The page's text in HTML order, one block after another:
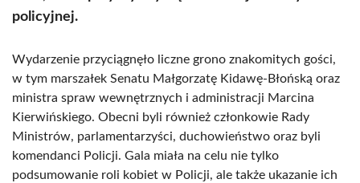
policyjnej.
Wydarzenie przyciągnęło liczne grono znakomitych gości,
w tym marszałek Senatu Małgorzatę Kidawę-Błońską oraz
ministra spraw wewnętrznych i administracji Marcina
Kierwińskiego. Obecni byli również członkowie Rady
Ministrów, parlamentarzyści, duchowieństwo oraz byli
komendanci Policji. Gala miała na celu nie tylko
podsumowanie roli kobiet w Policji, ale także ukazanie ich